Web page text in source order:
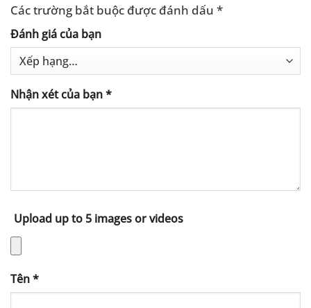
Các trường bắt buộc được đánh dấu *
Đánh giá của bạn
Nhận xét của bạn*
Upload up to 5 images or videos
Tên*